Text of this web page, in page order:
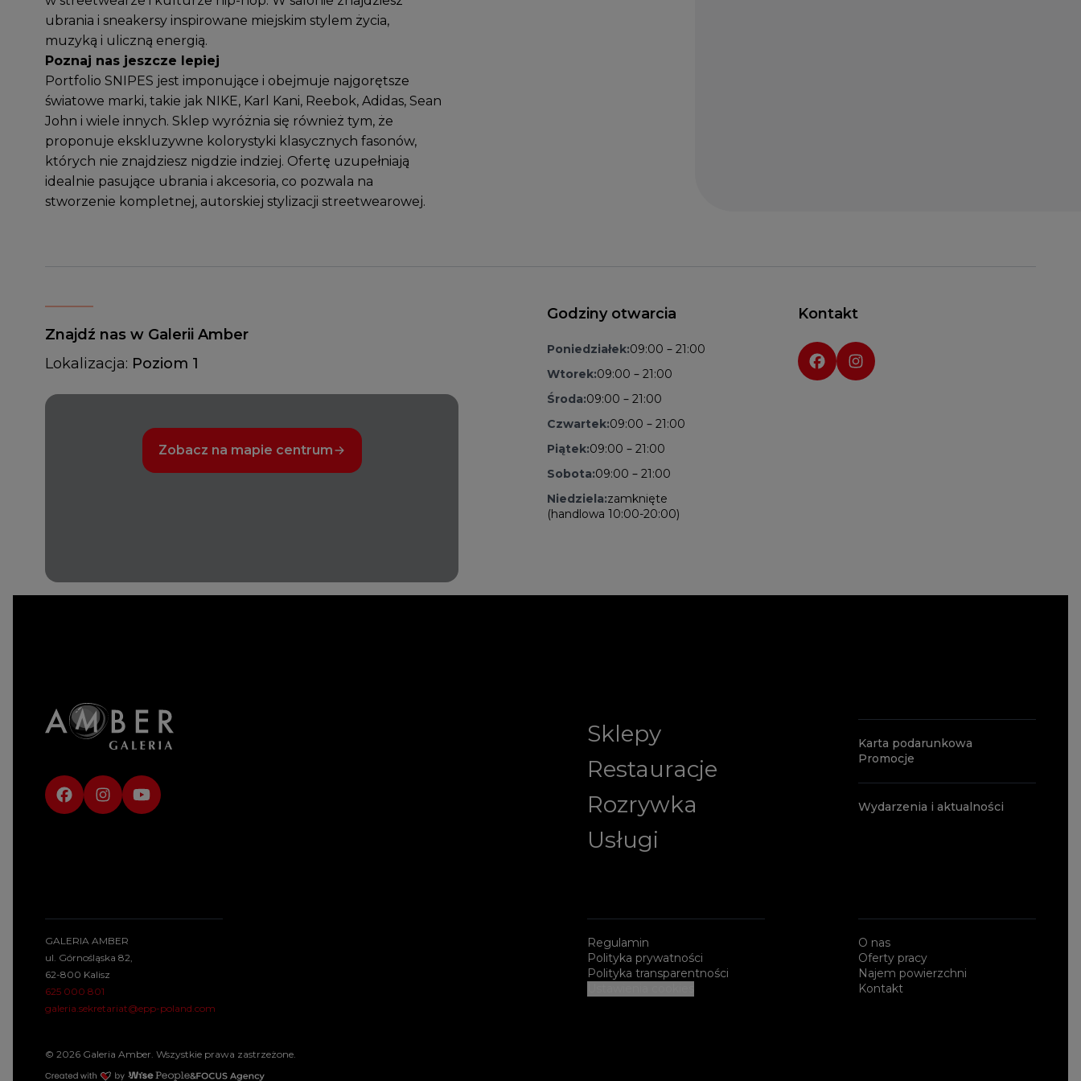
ubrania i sneakersy inspirowane miejskim stylem życia,
muzyką i uliczną energią.
Poznaj nas jeszcze lepiej
Portfolio SNIPES jest imponujące i obejmuje najgorętsze
światowe marki, takie jak NIKE, Karl Kani, Reebok, Adidas, Sean
John i wiele innych. Sklep wyróżnia się również tym, że
proponuje ekskluzywne kolorystyki klasycznych fasonów,
których nie znajdziesz nigdzie indziej. Ofertę uzupełniają
idealnie pasujące ubrania i akcesoria, co pozwala na
stworzenie kompletnej, autorskiej stylizacji streetwearowej.
Znajdź nas w Galerii Amber
Lokalizacja: Poziom 1
Zobacz na mapie centrum
Godziny otwarcia
Poniedziałek:09:00 – 21:00
Wtorek:09:00 – 21:00
Środa:09:00 – 21:00
Czwartek:09:00 – 21:00
Piątek:09:00 – 21:00
Sobota:09:00 – 21:00
Niedziela:zamknięte
(handlowa 10:00-20:00)
Kontakt
Social media:
Sklepy
Restauracje
Rozrywka
Usługi
Karta podarunkowa
Promocje
Wydarzenia i aktualności
GALERIA AMBER
ul. Górnośląska 82,
62-800 Kalisz
625 000 801
galeria.sekretariat@epp-poland.com
Regulamin
Polityka prywatności
Polityka transparentności
O nas
Oferty pracy
Najem powierzchni
Kontakt
© 2026 Galeria Amber. Wszystkie prawa zastrzeżone.